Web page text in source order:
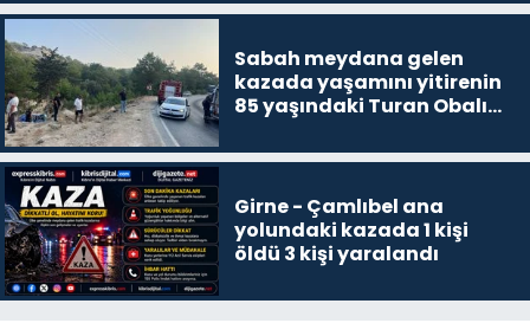
Sabah meydana gelen
kazada yaşamını yitirenin
85 yaşındaki Turan Obalı
Girne - Çamlıbel ana
yolundaki kazada 1 kişi
öldü 3 kişi yaralandı